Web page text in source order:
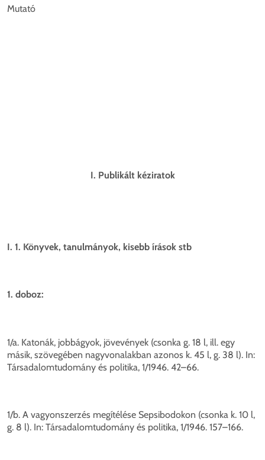
Mutató
I. Publikált kéziratok
I. 1. Könyvek, tanulmányok, kisebb írások stb
1. doboz:
1/a. Katonák, jobbágyok, jövevények (csonka g. 18 l, ill. egy
másik, szövegében nagyvonalakban azonos k. 45 l, g. 38 l). In:
Társadalomtudomány és politika, 1/1946. 42–66.
1/b. A vagyonszerzés megítélése Sepsibodokon (csonka k. 10 l,
g. 8 l). In: Társadalomtudomány és politika, 1/1946. 157–166.